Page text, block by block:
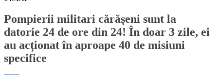
Pompierii militari cărăşeni sunt la
datorie 24 de ore din 24! În doar 3 zile, ei
au acționat în aproape 40 de misiuni
specifice